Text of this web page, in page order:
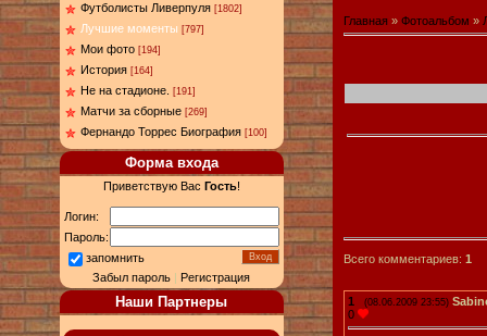
Футболисты Ливерпуля [1802]
Лучшие моменты [797]
Мои фото [194]
История [164]
Не на стадионе. [191]
Матчи за сборные [269]
Фернандо Торрес Биография [100]
Форма входа
Приветствую Вас Гость!
Логин:
Пароль:
запомнить
Забыл пароль |Регистрация
Наши Партнеры
Главная » Фотоальбом »
Всего комментариев: 1
1 (08.06.2009 23:55)
0